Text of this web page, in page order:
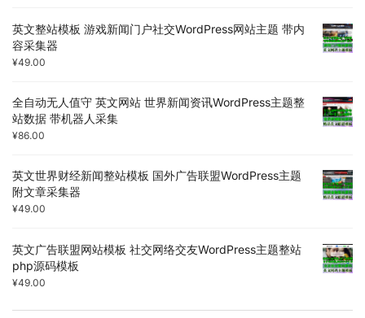
英文整站模板 游戏新闻门户社交WordPress网站主题 带内
容采集器
¥49.00
全自动无人值守 英文网站 世界新闻资讯WordPress主题整
站数据 带机器人采集
¥86.00
英文世界财经新闻整站模板 国外广告联盟WordPress主题
附文章采集器
¥49.00
英文广告联盟网站模板 社交网络交友WordPress主题整站
php源码模板
¥49.00